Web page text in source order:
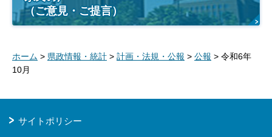
（ご意見・ご提言）
ホーム > 県政情報・統計 > 計画・法規・公報 > 公報 > 令和6年
10月
サイトポリシー